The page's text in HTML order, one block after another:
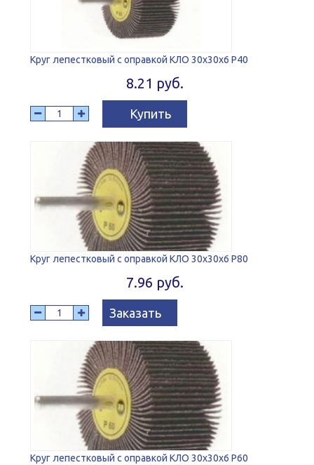
Круг лепестковый с оправкой КЛО 30x30x6 P40
8.21 руб.
Купить
Круг лепестковый с оправкой КЛО 30x30x6 P80
7.96 руб.
Заказать
Круг лепестковый с оправкой КЛО 30x30x6 P60